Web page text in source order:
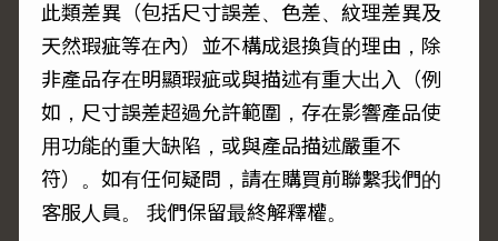
此類差異（包括尺寸誤差、色差、紋理差異及
天然瑕疵等在內）並不構成退換貨的理由，除
非產品存在明顯瑕疵或與描述有重大出入（例
如，尺寸誤差超過允許範圍，存在影響產品使
用功能的重大缺陷，或與產品描述嚴重不
符）。如有任何疑問，請在購買前聯繫我們的
客服人員。 我們保留最終解釋權。